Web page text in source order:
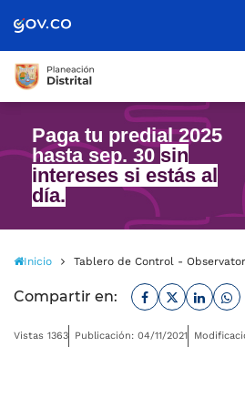
de Gobierno
Paga tu predial 2025
hasta sep. 30 sin
intereses si estás al
día.
Inicio Tablero de Control -
Compartir en: Facebook
Twitter
Vistas 1363 Publicación: 04/11/2021